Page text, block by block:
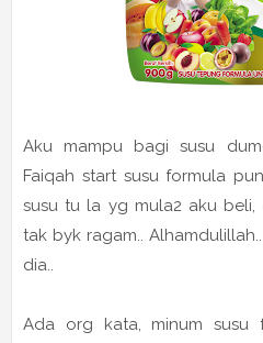
Aku mampu bagi susu
Faiqah start susu formula
susu tu la yg mula2 aku beli,
tak byk ragam..
dia..
Ada org kata, minum susu